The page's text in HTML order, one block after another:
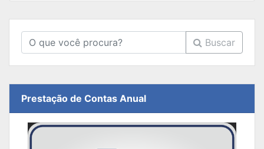
Buscar
Prestação de Contas Anual